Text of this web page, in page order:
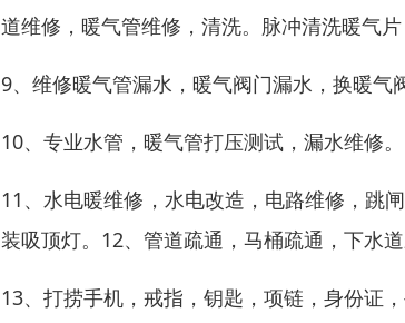
道维修，暖气管维修，清洗。脉冲清洗暖气
9、维修暖气管漏水，暖气阀门漏水，换暖气
10、专业水管，暖气管打压测试，漏水维修。
11、水电暖维修，水电改造，电路维修，跳
装吸顶灯。12、管道疏通，马桶疏通，下水
13、打捞手机，戒指，钥匙，项链，身份证，